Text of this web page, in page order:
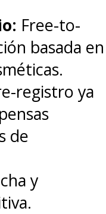
de Chile
el
,
Free-to-
basada en
registro ya
de
y